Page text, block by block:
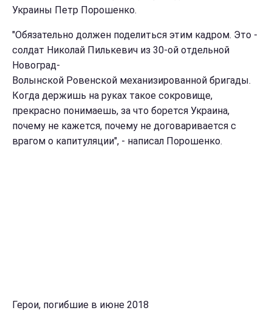
Украины Петр Порошенко.
"Обязательно должен поделиться этим кадром. Это -
солдат Николай Пилькевич из 30-ой отдельной
Новоград-
Волынской Ровенской механизированной бригады.
Когда держишь на руках такое сокровище,
прекрасно понимаешь, за что борется Украина,
почему не кажется, почему не договаривается с
врагом о капитуляции", - написал Порошенко.
Герои, погибшие в июне 2018